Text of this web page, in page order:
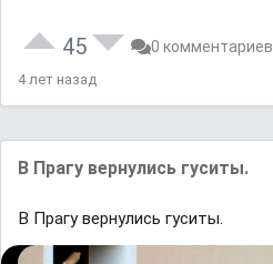
45 0 комментариев
4 лет назад
В Прагу вернулись гуситы.
В Прагу вернулись гуситы.